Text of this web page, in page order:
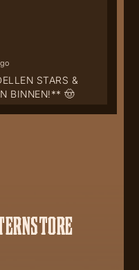
STARS &
BINNEN!** 🤠